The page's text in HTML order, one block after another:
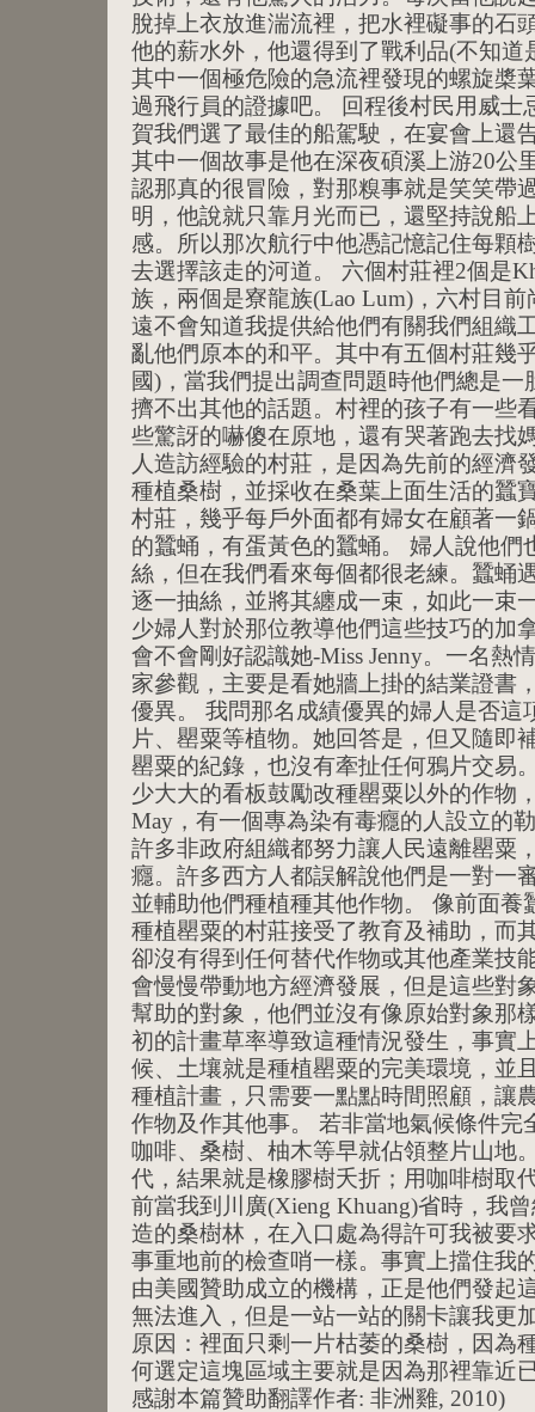
脫掉上衣放進湍流裡，把水裡礙事的石
他的薪水外，他還得到了戰利品(不知道
其中一個極危險的急流裡發現的螺旋槳
過飛行員的證據吧。 回程後村民用威士
賀我們選了最佳的船駕駛，在宴會上還
其中一個故事是他在深夜碩溪上游20公
認那真的很冒險，對那糗事就是笑笑帶
明，他說就只靠月光而已，還堅持說船
感。所以那次航行中他憑記憶記住每顆
去選擇該走的河道。 六個村莊裡2個是
族，兩個是寮龍族(Lao Lum)，六村目
遠不會知道我提供給他們有關我們組織
亂他們原本的和平。其中有五個村莊幾
國)，當我們提出調查問題時他們總是
擠不出其他的話題。村裡的孩子有一些
些驚訝的嚇傻在原地，還有哭著跑去找
人造訪經驗的村莊，是因為先前的經濟
種植桑樹，並採收在桑葉上面生活的蠶
村莊，幾乎每戶外面都有婦女在顧著一
的蠶蛹，有蛋黃色的蠶蛹。 婦人說他們
絲，但在我們看來每個都很老練。蠶蛹
逐一抽絲，並將其纏成一束，如此一束
少婦人對於那位教導他們這些技巧的加
會不會剛好認識她-Miss Jenny。一名熱
家參觀，主要是看她牆上掛的結業證書
優異。 我問那名成績優異的婦人是否這
片、罌粟等植物。她回答是，但又隨即
罌粟的紀錄，也沒有牽扯任何鴉片交易
少大大的看板鼓勵改種罌粟以外的作物
May，有一個專為染有毒癮的人設立的
許多非政府組織都努力讓人民遠離罌粟
癮。許多西方人都誤解說他們是一對一
並輔助他們種植種其他作物。 像前面養
種植罌粟的村莊接受了教育及補助，而
卻沒有得到任何替代作物或其他產業技
會慢慢帶動地方經濟發展，但是這些對
幫助的對象，他們並沒有像原始對象那
初的計畫草率導致這種情況發生，事實
候、土壤就是種植罌粟的完美環境，並
種植計畫，只需要一點點時間照顧，讓
作物及作其他事。 若非當地氣候條件完
咖啡、桑樹、柚木等早就佔領整片山地
代，結果就是橡膠樹夭折；用咖啡樹取
前當我到川廣(Xieng Khuang)省時，我
造的桑樹林，在入口處為得許可我被要
事重地前的檢查哨一樣。事實上擋住我
由美國贊助成立的機構，正是他們發起
無法進入，但是一站一站的關卡讓我更
原因：裡面只剩一片枯萎的桑樹，因為
何選定這塊區域主要就是因為那裡靠近
感謝本篇贊助翻譯作者: 非洲雞, 2010)